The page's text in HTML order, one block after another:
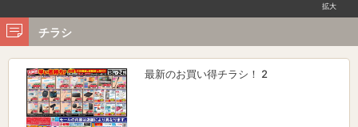
拡大
チラシ
最新のお買い得チラシ！ 2